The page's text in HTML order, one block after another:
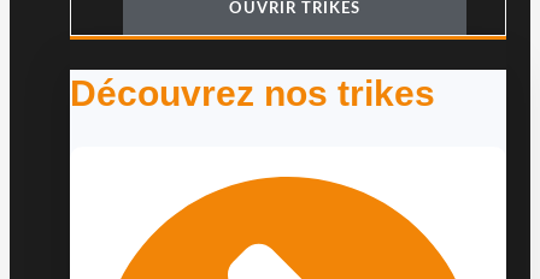
OUVRIR TRIKES
Découvrez nos trikes